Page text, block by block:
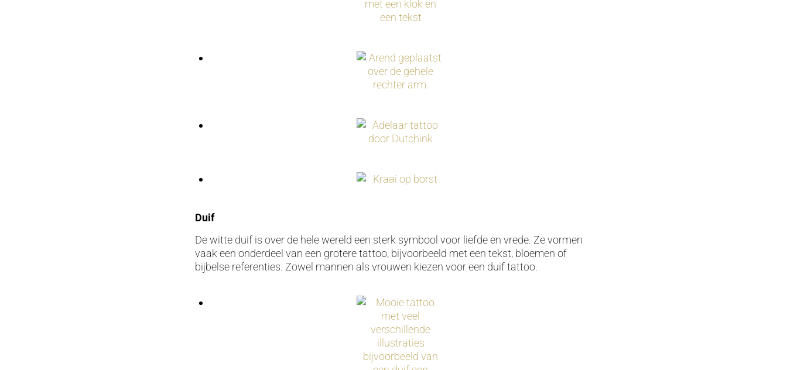
Duif
De witte duif is over de hele wereld een sterk symbool voor liefde en vrede. Ze vormen
vaak een onderdeel van een grotere tattoo, bijvoorbeeld met een tekst, bloemen of
bijbelse referenties. Zowel mannen als vrouwen kiezen voor een duif tattoo.